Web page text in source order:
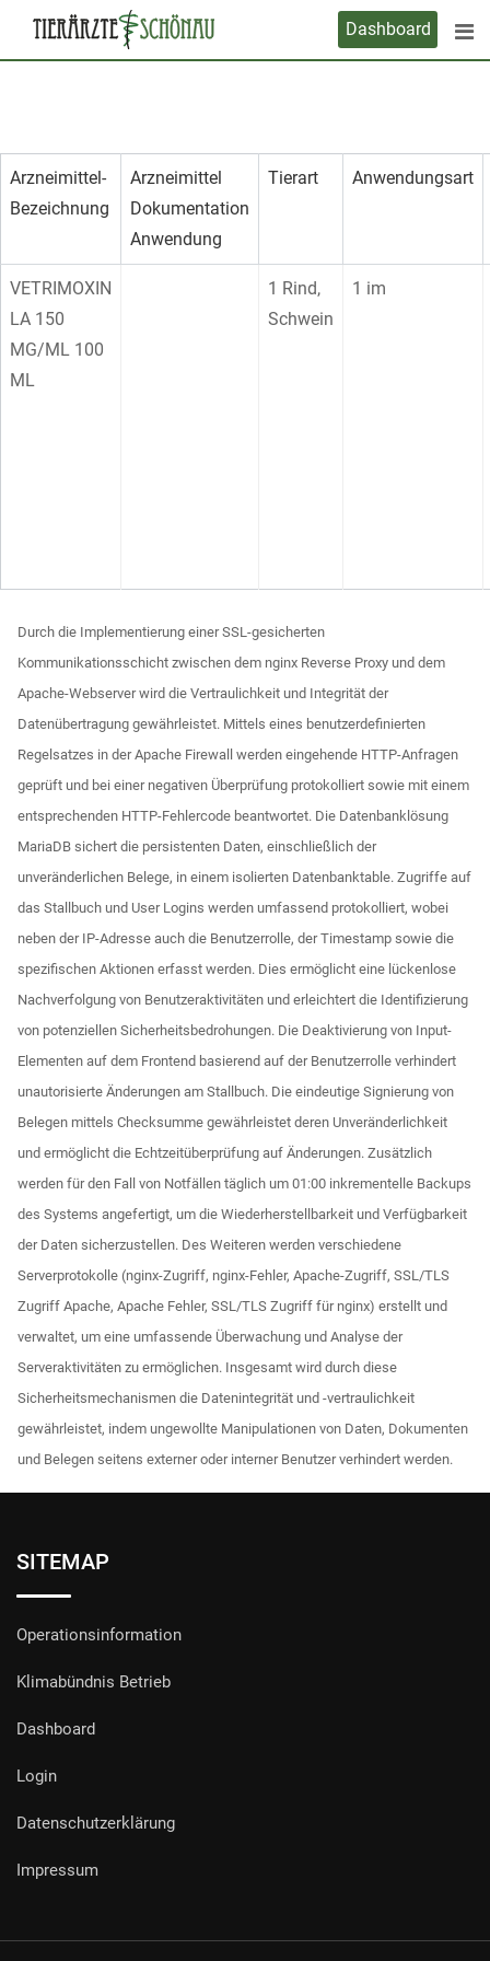
Dashboard
Arzneimittel-
Bezeichnung
Arzneimittel
Dokumentation
Anwendung
Tierart Anwendungsart
VETRIMOXIN
LA 150
MG/ML 100
ML
1 Rind,
Schwein
1 im
Durch die Implementierung einer SSL-gesicherten
Kommunikationsschicht zwischen dem nginx Reverse Proxy und dem
Apache-Webserver wird die Vertraulichkeit und Integrität der
Datenübertragung gewährleistet. Mittels eines benutzerdefinierten
Regelsatzes in der Apache Firewall werden eingehende HTTP-Anfragen
geprüft und bei einer negativen Überprüfung protokolliert sowie mit einem
entsprechenden HTTP-Fehlercode beantwortet. Die Datenbanklösung
MariaDB sichert die persistenten Daten, einschließlich der
unveränderlichen Belege, in einem isolierten Datenbanktable. Zugriffe auf
das Stallbuch und User Logins werden umfassend protokolliert, wobei
neben der IP-Adresse auch die Benutzerrolle, der Timestamp sowie die
spezifischen Aktionen erfasst werden. Dies ermöglicht eine lückenlose
Nachverfolgung von Benutzeraktivitäten und erleichtert die Identifizierung
von potenziellen Sicherheitsbedrohungen. Die Deaktivierung von Input-
Elementen auf dem Frontend basierend auf der Benutzerrolle verhindert
unautorisierte Änderungen am Stallbuch. Die eindeutige Signierung von
Belegen mittels Checksumme gewährleistet deren Unveränderlichkeit
und ermöglicht die Echtzeitüberprüfung auf Änderungen. Zusätzlich
werden für den Fall von Notfällen täglich um 01:00 inkrementelle Backups
des Systems angefertigt, um die Wiederherstellbarkeit und Verfügbarkeit
der Daten sicherzustellen. Des Weiteren werden verschiedene
Serverprotokolle (nginx-Zugriff, nginx-Fehler, Apache-Zugriff, SSL/TLS
Zugriff Apache, Apache Fehler, SSL/TLS Zugriff für nginx) erstellt und
verwaltet, um eine umfassende Überwachung und Analyse der
Serveraktivitäten zu ermöglichen. Insgesamt wird durch diese
Sicherheitsmechanismen die Datenintegrität und -vertraulichkeit
gewährleistet, indem ungewollte Manipulationen von Daten, Dokumenten
und Belegen seitens externer oder interner Benutzer verhindert werden.
SITEMAP
Operationsinformation
Klimabündnis Betrieb
Dashboard
Login
Datenschutzerklärung
Impressum